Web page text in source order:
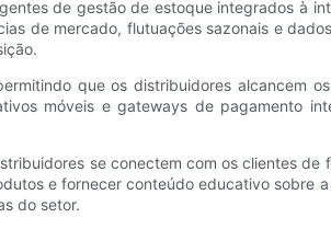
de gestão de estoque integrados à
de mercado, flutuações sazonais e
que os distribuidores alcancem
móveis e gateways de pagamento
se conectem com os clientes
e fornecer conteúdo educativo sobre
do setor.